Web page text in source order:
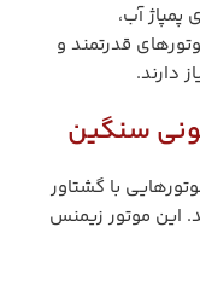
آب،
قدرتمند و
دارند.
سنگین
با گشتاور
این موتور زیمنس